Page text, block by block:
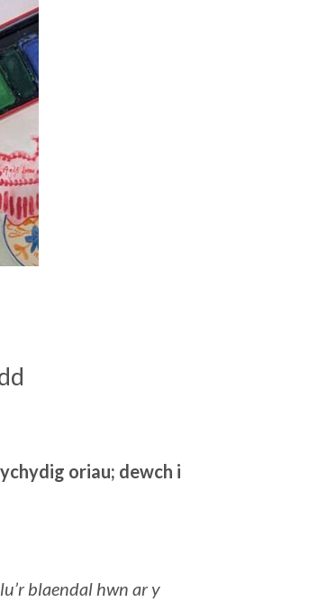
oriau; dewch i
blaendal hwn ar y